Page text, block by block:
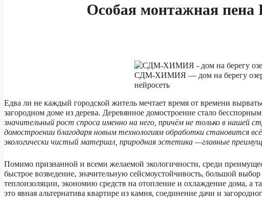
Особая монтажная
СДМ-ХИМИЯ — дом на берегу
нейросеть
Едва ли не каждый городской житель мечтает время от времени
загородном доме из дерева. Деревянное домостроение стало
значительный рост спроса именно на него, причём не только в нашей
домостроении благодаря новым технологиям обработки становится
экологически чистый материал, природная эстетика —главные
Помимо признанной и всеми желаемой экологичности, среди
быстрое возведение, значительную сейсмоустойчивость, большой
теплоизоляции, экономию средств на отопление и охлаждение дома, а
это явная альтернатива квартире из камня, соединение дачи и